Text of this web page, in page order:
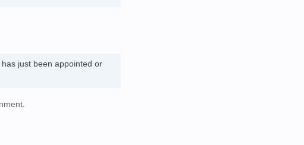
just been appointed or